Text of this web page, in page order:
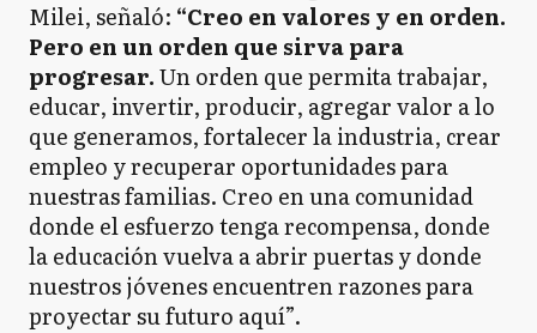
Milei, señaló: “Creo en valores y en orden.
Pero en un orden que sirva para
progresar.Un orden que permita trabajar,
educar, invertir, producir, agregar valor a lo
que generamos, fortalecer la industria, crear
empleo y recuperar oportunidades para
nuestras familias. Creo en una comunidad
donde el esfuerzo tenga recompensa, donde
la educación vuelva a abrir puertas y donde
nuestros jóvenes encuentren razones para
proyectar su futuro aquí”.